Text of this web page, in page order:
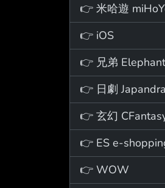
👉 米哈遊
👉 iOS
👉 兄弟
👉 日劇
👉 玄幻
👉 ES e-
👉 WOW